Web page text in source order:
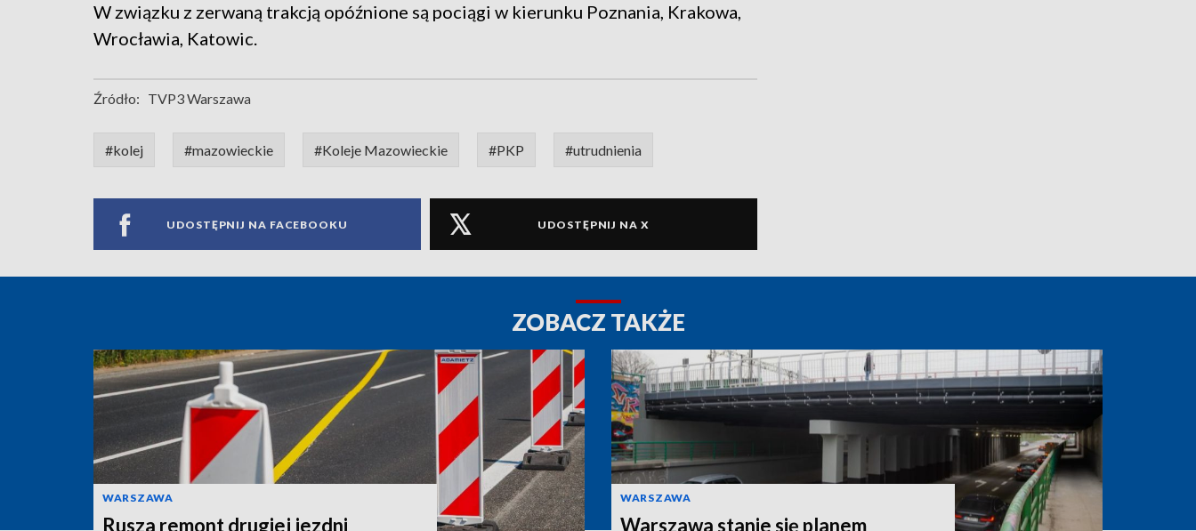
W związku z zerwaną trakcją opóźnione są pociągi w kierunku Poznania, Krakowa,
Wrocławia, Katowic.
Źródło: TVP3 Warszawa
#kolej #mazowieckie #Koleje Mazowieckie #PKP #utrudnienia
UDOSTĘPNIJ NA FACEBOOKU UDOSTĘPNIJ NA X
ZOBACZ TAKŻE
WARSZAWA
Rusza remont drugiej jezdni
WARSZAWA
Warszawa stanie się planem